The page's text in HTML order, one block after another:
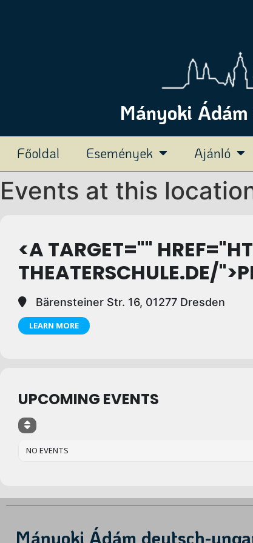
Mányoki
Főoldal Események Ajánló
Events at this
<A TARGET=""
THEATERSCHULE.DE/
Bärensteiner Str. 16, 01277 Dresden
LEARN MORE
UPCOMING EVENTS
NO EVENTS
Mányoki Ádám deutsch-